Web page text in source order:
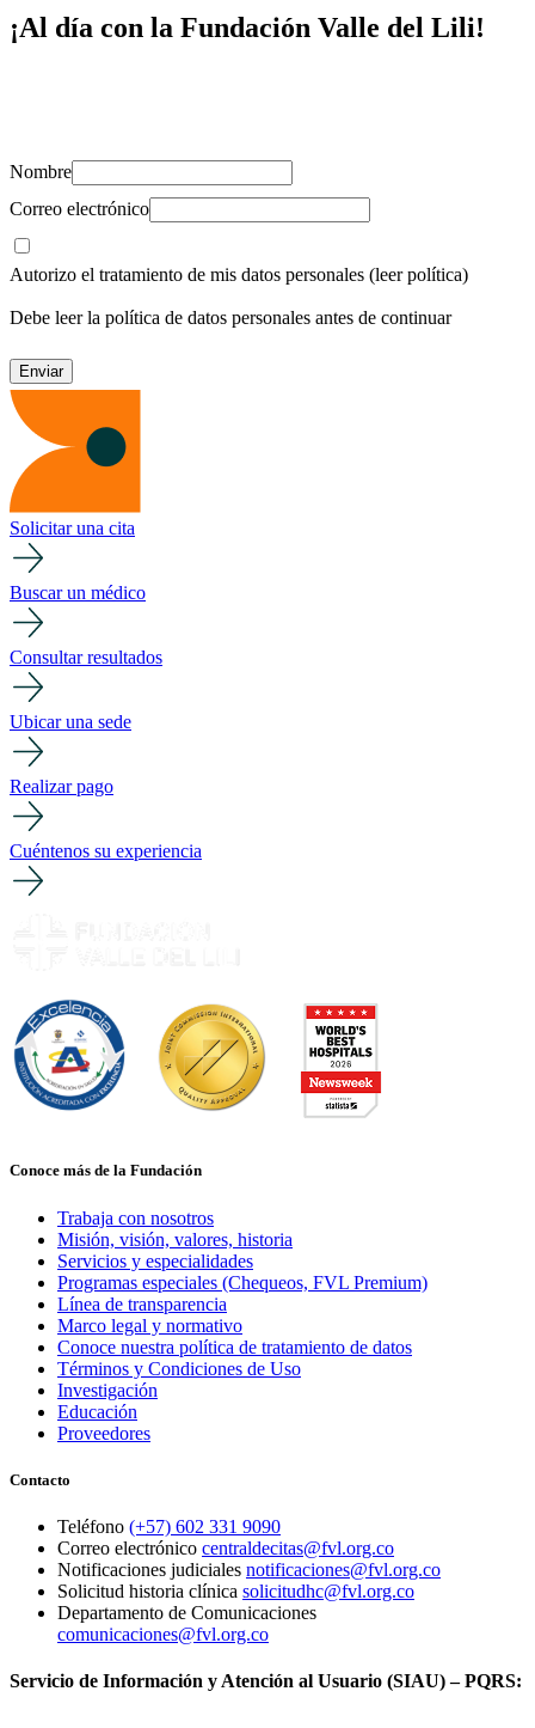
¡Al día con la Fundación Valle del Lili!
Nombre
Correo electrónico
Autorizo el tratamiento de mis datos personales (leer política)
Debe leer la política de datos personales antes de continuar
Solicitar una cita
Buscar un médico
Consultar resultados
Ubicar una sede
Realizar pago
Cuéntenos su experiencia
Conoce más de la Fundación
Trabaja con nosotros
Misión, visión, valores, historia
Servicios y especialidades
Programas especiales (Chequeos, FVL Premium)
Línea de transparencia
Marco legal y normativo
Conoce nuestra política de tratamiento de datos
Términos y Condiciones de Uso
Investigación
Educación
Proveedores
Contacto
Teléfono (+57) 602 331 9090
Correo electrónico centraldecitas@fvl.org.co
Notificaciones judiciales notificaciones@fvl.org.co
Solicitud historia clínica solicitudhc@fvl.org.co
Departamento de Comunicaciones
comunicaciones@fvl.org.co
Servicio de Información y Atención al Usuario (SIAU) – PQRS: